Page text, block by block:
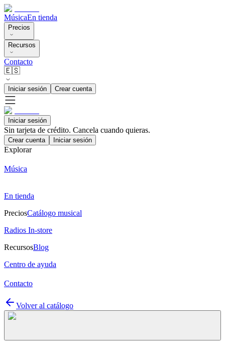
MúsicaEn tienda
Precios
Recursos
Contacto
🇪🇸
Iniciar sesión Crear cuenta
Iniciar sesión
Sin tarjeta de crédito. Cancela cuando quieras.
Crear cuenta Iniciar sesión
Explorar
Música
En tienda
PreciosCatálogo musical
Radios In-store
RecursosBlog
Centro de ayuda
Contacto
Volver al catálogo